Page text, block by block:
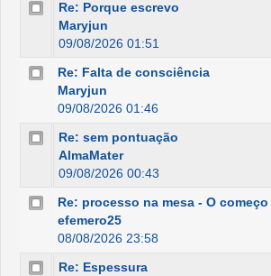
Re: Porque escrevo
Maryjun
09/08/2026 01:51
Re: Falta de consciência
Maryjun
09/08/2026 01:46
Re: sem pontuação
AlmaMater
09/08/2026 00:43
Re: processo na mesa - O começo
efemero25
08/08/2026 23:58
Re: Espessura